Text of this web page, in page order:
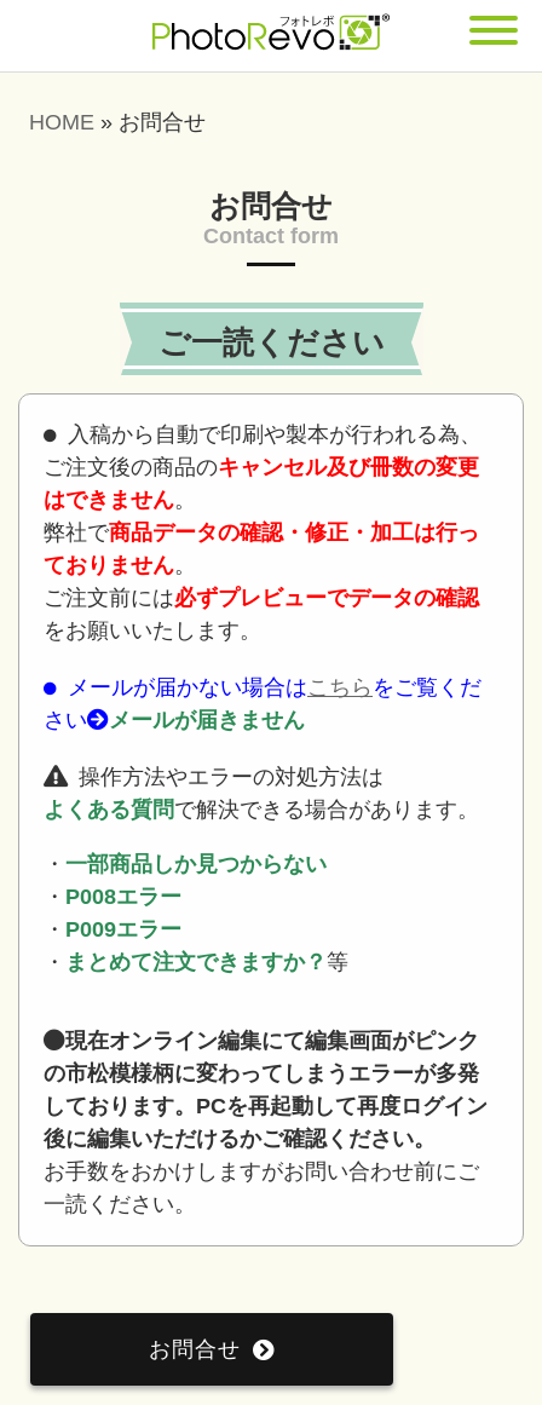
HOME » お問合せ
お問合せ
Contact form
ご一読ください
入稿から自動で印刷や製本が行われる為、
ご注文後の商品のキャンセル及び冊数の変更
はできません。
弊社で商品データの確認・修正・加工は行っ
ておりません。
ご注文前には必ずプレビューでデータの確認
をお願いいたします。
メールが届かない場合はこちら をご覧くだ
さい
メールが届きません
操作方法やエラーの対処方法は
よくある質問で解決できる場合があります。
・ 一部商品しか見つからない
・ P008エラー
・ P009エラー
・ まとめて注文できますか？ 等
現在オンライン編集にて編集画面がピンク
の市松模様柄に変わってしまうエラーが多発
しております。PCを再起動して再度ログイン
後に編集いただけるかご確認ください。
お手数をおかけしますがお問い合わせ前にご
一読ください。
お問合せ